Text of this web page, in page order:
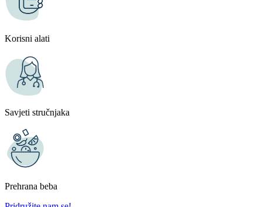
Korisni alati
Savjeti stručnjaka
Prehrana beba